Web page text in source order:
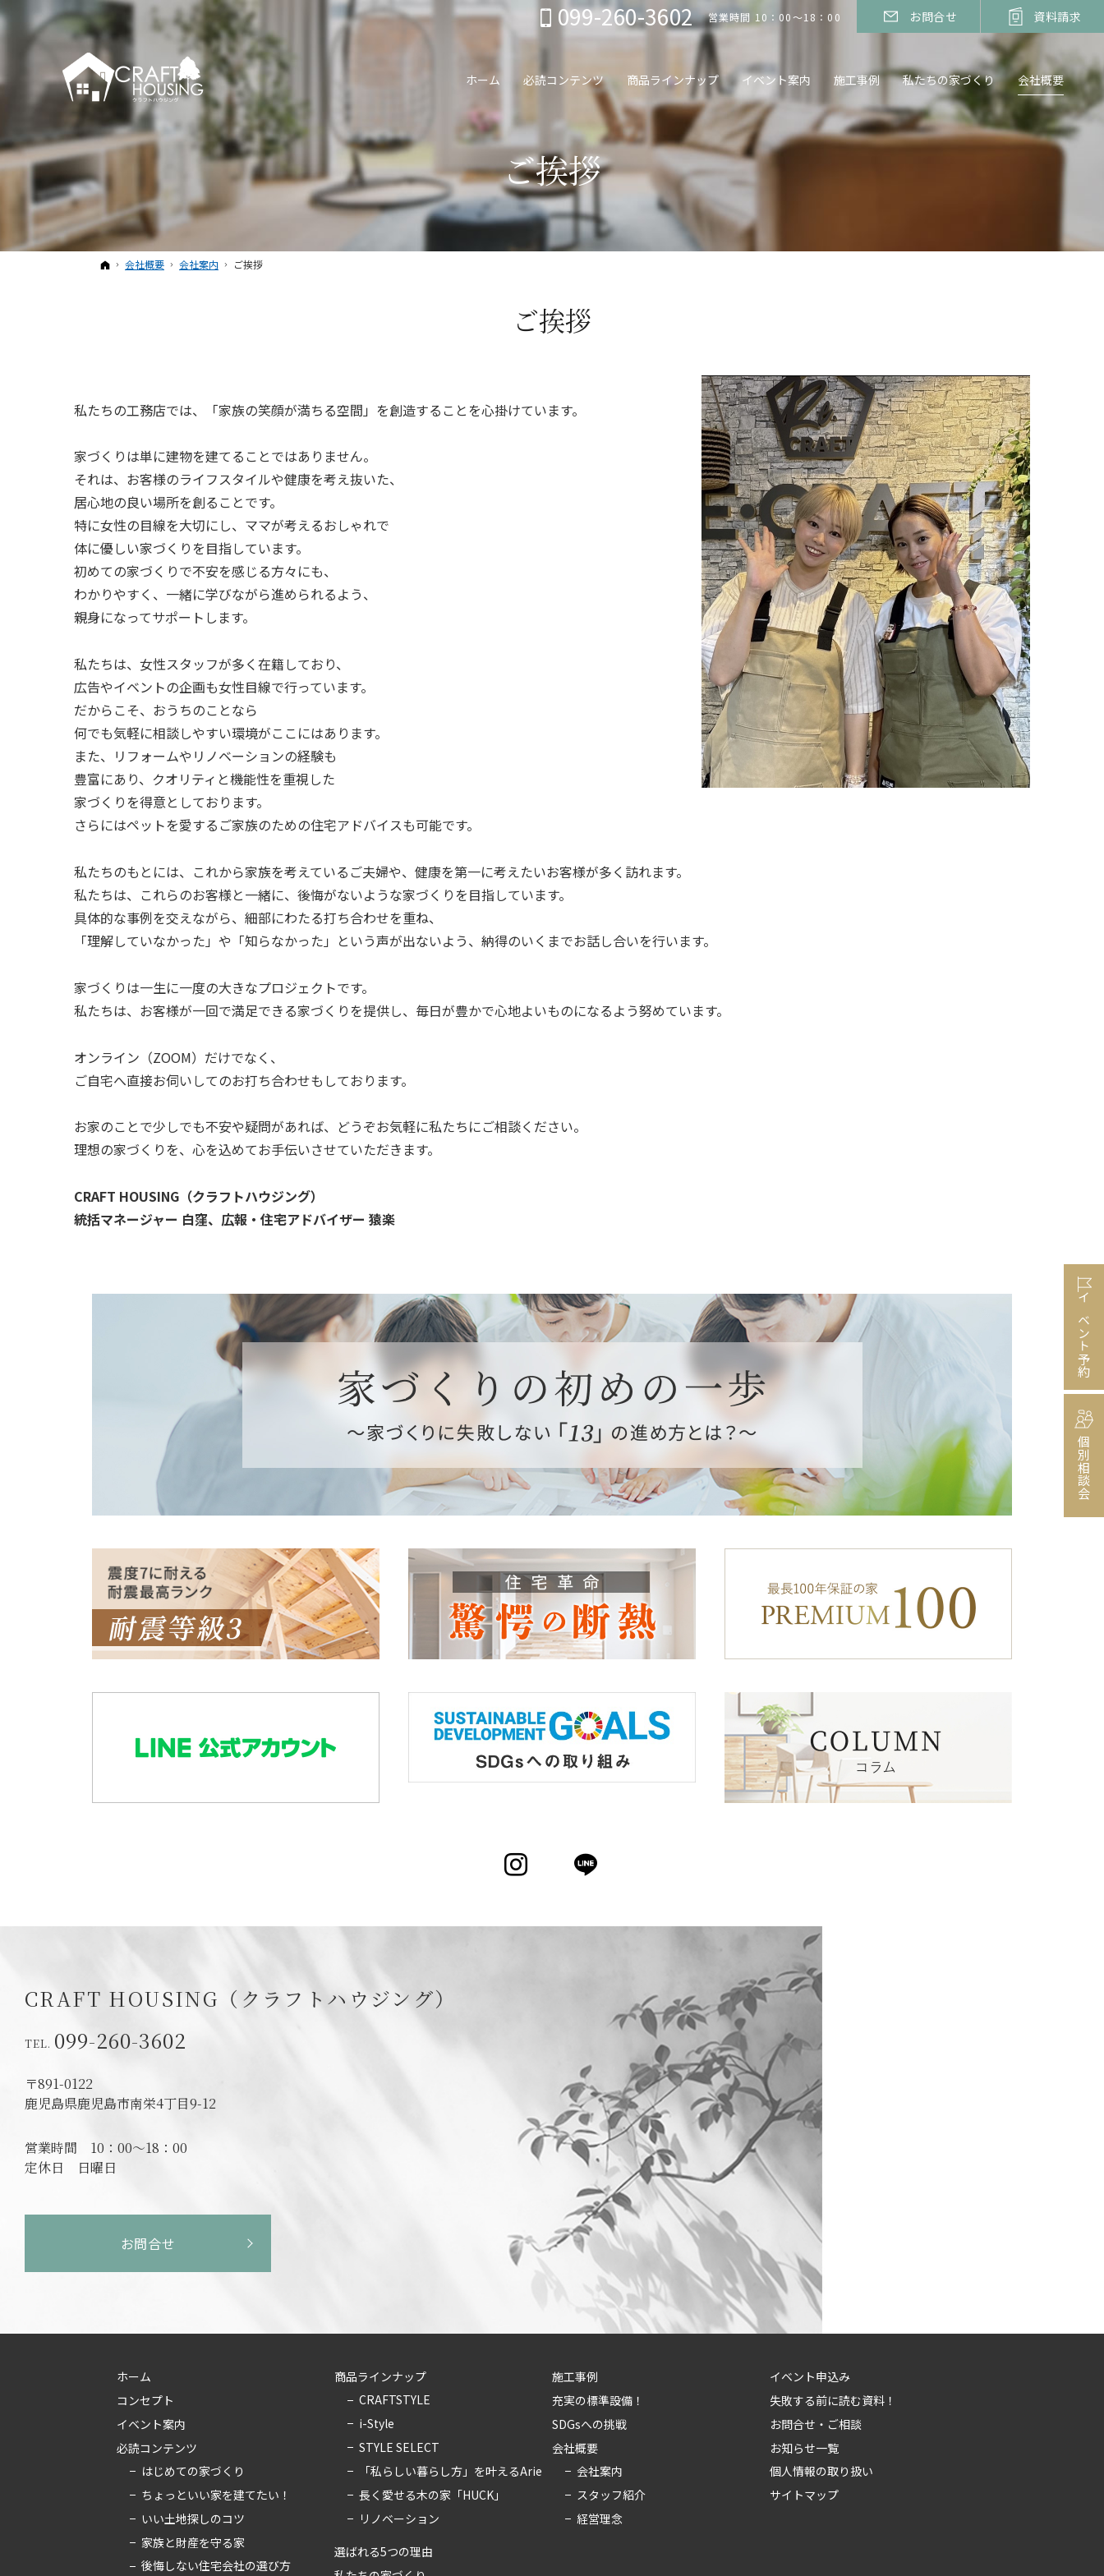
ご挨拶
ホーム
会社概要 会社案内 ご挨拶
ご挨拶
私たちの工務店では、「家族の笑顔が満ちる空間」を創造することを心掛けています。
家づくりは単に建物を建てることではありません。
それは、お客様のライフスタイルや健康を考え抜いた、
居心地の良い場所を創ることです。
特に女性の目線を大切にし、ママが考えるおしゃれで
体に優しい家づくりを目指しています。
初めての家づくりで不安を感じる方々にも、
わかりやすく、一緒に学びながら進められるよう、
親身になってサポートします。
私たちは、女性スタッフが多く在籍しており、
広告やイベントの企画も女性目線で行っています。
だからこそ、おうちのことなら
何でも気軽に相談しやすい環境がここにはあります。
また、リフォームやリノベーションの経験も
豊富にあり、クオリティと機能性を重視した
家づくりを得意としております。
さらにはペットを愛するご家族のための住宅アドバイスも可能です。
私たちのもとには、これから家族を考えているご夫婦や、健康を第一に考えたいお客様が多く訪れます。
私たちは、これらのお客様と一緒に、後悔がないような家づくりを目指しています。
具体的な事例を交えながら、細部にわたる打ち合わせを重ね、
「理解していなかった」や「知らなかった」という声が出ないよう、納得のいくまでお話し合いを行います。
家づくりは一生に一度の大きなプロジェクトです。
私たちは、お客様が一回で満足できる家づくりを提供し、毎日が豊かで心地よいものになるよう努めています。
オンライン（ZOOM）だけでなく、
ご自宅へ直接お伺いしてのお打ち合わせもしております。
お家のことで少しでも不安や疑問があれば、どうぞお気軽に私たちにご相談ください。
理想の家づくりを、心を込めてお手伝いさせていただきます。
CRAFT HOUSING（クラフトハウジング）
統括マネージャー 白窪、広報・住宅アドバイザー 猿楽
Instagram
ホーム 必読コンテンツ 商品ラインナップ イベント案内 施工事例 私たちの家づくり 会社概要
099-260-3602 営業時間 10：00～18：00 お問合せ 資料請求
CRAFT HOUSING（クラフトハウジング）
099-260-3602
〒891-0122
鹿児島県鹿児島市南栄4丁目9-12
営業時間 10：00～18：00
定休日
日曜日
お問合せ
ホーム
コンセプト
イベント案内
必読コンテンツ
はじめての家づくり
ちょっといい家を建てたい！
いい土地探しのコツ
家族と財産を守る家
後悔しない住宅会社の選び方
商品ラインナップ
CRAFTSTYLE
i-Style
STYLE SELECT
「私らしい暮らし方」を叶えるArie
長く愛せる木の家「HUCK」
リノベーション
選ばれる5つの理由
施工事例
充実の標準設備！
SDGsへの挑戦
会社概要
会社案内
スタッフ紹介
経営理念
イベント申込み
失敗する前に読む資料！
お問合せ・ご相談
お知らせ一覧
個人情報の取り扱い
サイトマップ
イベント予約
個別相談会